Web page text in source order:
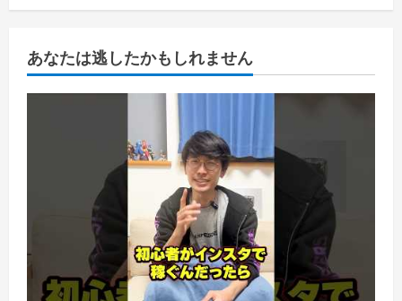
あなたは逃したかもしれません